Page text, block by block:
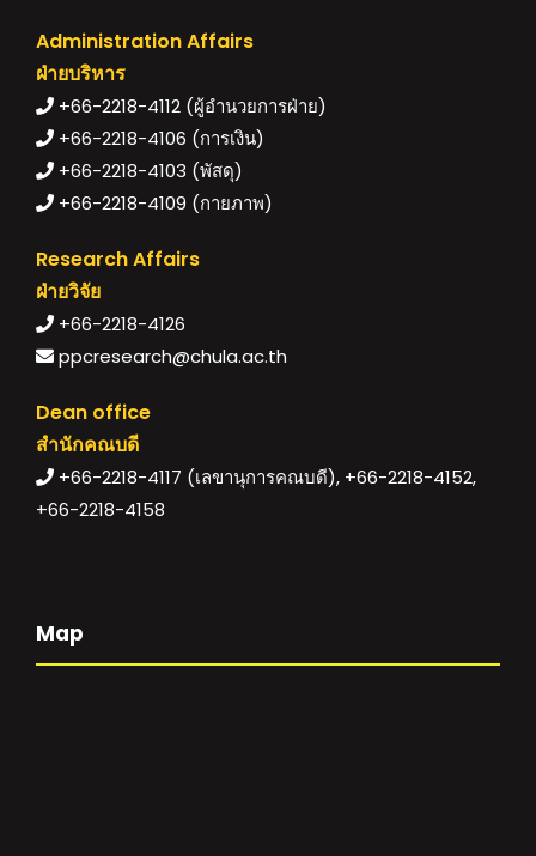
Administration Affairs
ฝ่ายบริหาร
+66-2218-4112 (ผู้อำนวยการฝ่าย)
+66-2218-4106 (การเงิน)
+66-2218-4103 (พัสดุ)
+66-2218-4109 (กายภาพ)
Research Affairs
ฝ่ายวิจัย
+66-2218-4126
ppcresearch@chula.ac.th
Dean office
สำนักคณบดี
+66-2218-4117 (เลขานุการคณบดี), +66-2218-4152,
+66-2218-4158
Map